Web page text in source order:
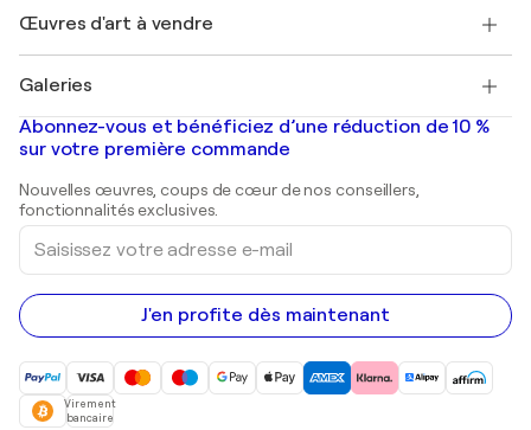
Découvrez une sélection d'art original
Marc Chagall
Banksy
Mr. Brainwash
Shepard Fairey
Œuvres d'art à vendre
Tableaux abstraits à vendre
Peintures de paysage
Estampes
Peintures acryliques
Galeries
Galeries d'art en France
Galeries d'art en Belgique
Abonnez-vous et bénéficiez d’une réduction de 10 %
sur votre première commande
Nouvelles œuvres, coups de cœur de nos conseillers,
fonctionnalités exclusives.
Saisissez
votre
adresse
e-
mail
J'en profite dès maintenant
Virement
bancaire